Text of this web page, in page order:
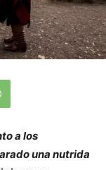
a los
una nutrida